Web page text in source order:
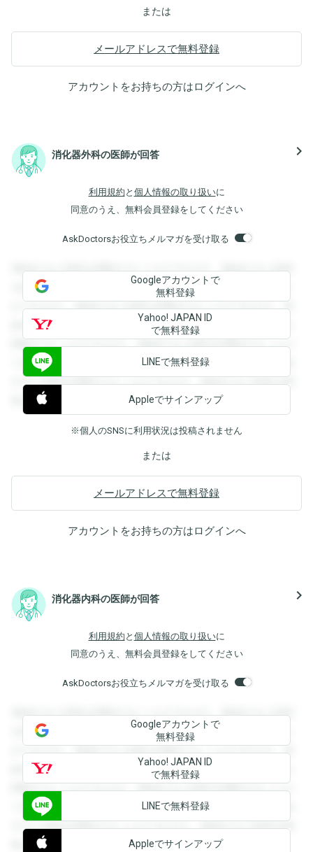
または
メールアドレスで無料登録
アカウントをお持ちの方はログインへ
消化器外科の医師が回答 navigate_next
利用規約 と 個人情報の取り扱いに
同意のうえ、無料会員登録をしてください
AskDoctorsお役立ちメルマガを受け取る
登録すると回答を閲覧することができます。登録すると回答
を閲覧することができます。登録すると回答を閲覧すること
ができます。登録すると回答を閲覧することができます。登
録すると回答を閲覧することができます。登録すると回答を
閲覧することができます。登録すると回答を閲覧することが
できます。登録すると回答を閲覧することができます。登録
すると回答を閲覧することができます。登録すると回答を閲
覧することができます。
Googleアカウントで
無料登録
Yahoo! JAPAN ID
で無料登録
LINEで無料登録
Appleでサインアップ
※個人のSNSに利用状況は投稿されません
または
メールアドレスで無料登録
アカウントをお持ちの方はログインへ
消化器内科の医師が回答 navigate_next
利用規約 と 個人情報の取り扱いに
同意のうえ、無料会員登録をしてください
AskDoctorsお役立ちメルマガを受け取る
登録すると回答を閲覧することができます。登録すると回答
を閲覧することができます。登録すると回答を閲覧すること
ができます。登録すると回答を閲覧することができます。登
録すると回答を閲覧することができます。登録すると回答を
閲覧することができます。登録すると回答を閲覧することが
できます。登録すると回答を閲覧することができます。登録
すると回答を閲覧することができます。登録すると回答を閲
覧することができます。
Googleアカウントで
無料登録
Yahoo! JAPAN ID
で無料登録
LINEで無料登録
Appleでサインアップ